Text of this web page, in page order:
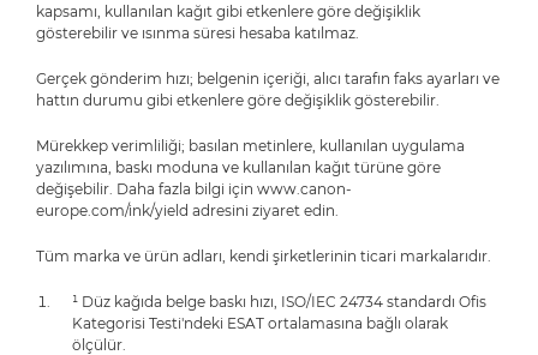
kapsamı, kullanılan kağıt gibi etkenlere göre değişiklik
gösterebilir ve ısınma süresi hesaba katılmaz.
Gerçek gönderim hızı; belgenin içeriği, alıcı tarafın faks ayarları ve
hattın durumu gibi etkenlere göre değişiklik gösterebilir.
Mürekkep verimliliği; basılan metinlere, kullanılan uygulama
yazılımına, baskı moduna ve kullanılan kağıt türüne göre
değişebilir. Daha fazla bilgi için www.canon-
europe.com/ink/yield adresini ziyaret edin.
Tüm marka ve ürün adları, kendi şirketlerinin ticari markalarıdır.
¹ Düz kağıda belge baskı hızı, ISO/IEC 24734 standardı Ofis
Kategorisi Testi'ndeki ESAT ortalamasına bağlı olarak
ölçülür.